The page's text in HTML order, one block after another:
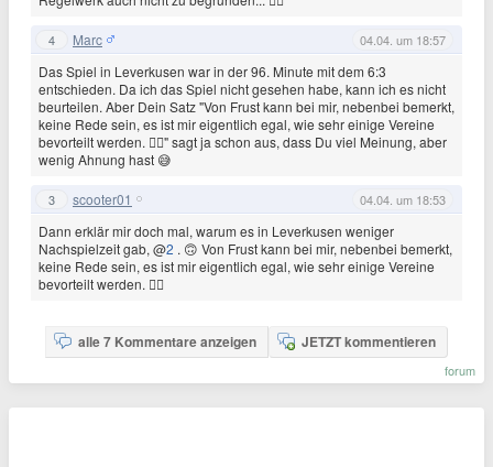
4 Marc 04.04. um 18:57
Das Spiel in Leverkusen war in der 96. Minute mit dem 6:3
entschieden. Da ich das Spiel nicht gesehen habe, kann ich es nicht
beurteilen. Aber Dein Satz "Von Frust kann bei mir, nebenbei bemerkt,
keine Rede sein, es ist mir eigentlich egal, wie sehr einige Vereine
bevorteilt werden. 🤷‍♂️" sagt ja schon aus, dass Du viel Meinung, aber
wenig Ahnung hast 😅
3 scooter01 04.04. um 18:53
Dann erklär mir doch mal, warum es in Leverkusen weniger
Nachspielzeit gab, @2 . 🙃 Von Frust kann bei mir, nebenbei bemerkt,
keine Rede sein, es ist mir eigentlich egal, wie sehr einige Vereine
bevorteilt werden. 🤷‍♂️
alle 7 Kommentare anzeigen JETZT kommentieren
forum